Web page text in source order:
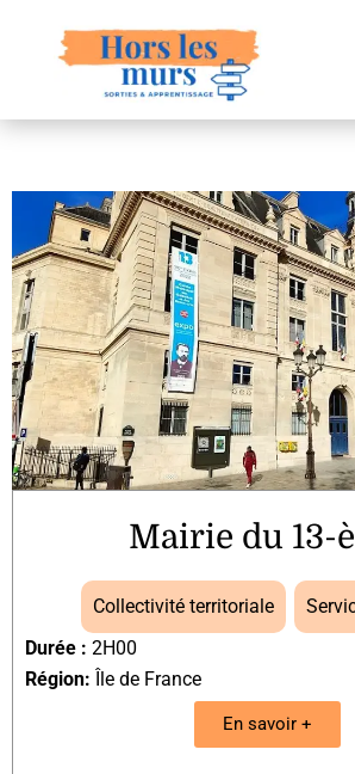
Mairie du 13-
Collectivité territoriale
Durée : 2H00
Région: Île de France
En savoir +